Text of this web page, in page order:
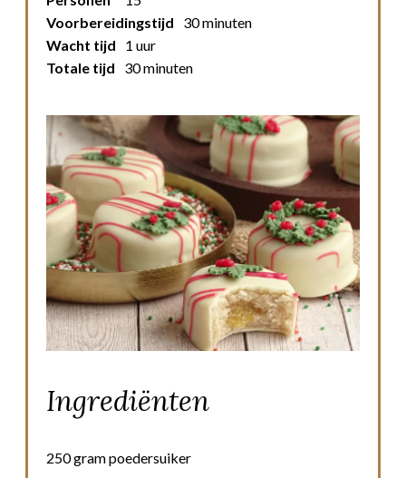
Voorbereidingstijd
30 minuten
Wacht tijd
1 uur
Totale tijd
30 minuten
Ingrediënten
250 gram poedersuiker